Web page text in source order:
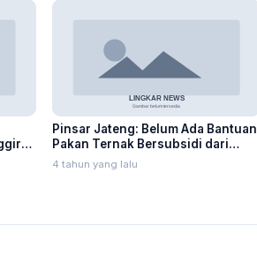
Pinsar Jateng: Belum Ada Bantuan
Pakan Ternak Bersubsidi dari
Pemerintah
4 tahun yang lalu